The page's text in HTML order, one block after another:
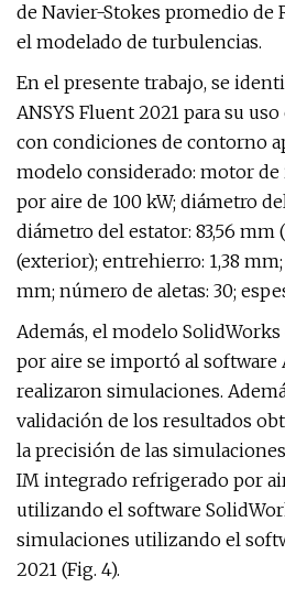
de Navier-Stokes promedio de
el modelado de turbulencias.
En el presente trabajo, se
ANSYS Fluent 2021 para su
con condiciones de contorno
modelo considerado: motor
por aire de 100 kW; diámetro
diámetro del estator: 83,56
(exterior); entrehierro: 1,38
mm; número de aletas: 30;
Además, el modelo
por aire se importó al software
realizaron simulaciones.
validación de los resultados
la precisión de las
IM integrado refrigerado por
utilizando el software
simulaciones utilizando el
2021 (Fig. 4).